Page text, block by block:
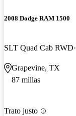
2008 Dodge RAM 1500
SLT Quad Cab RWD
Grapevine, TX
87 millas
Trato justo